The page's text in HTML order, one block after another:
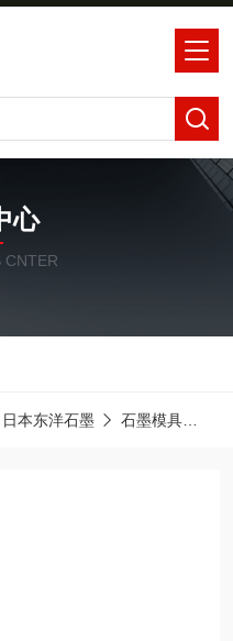
心
CNTER
日本东洋石墨 石墨模具